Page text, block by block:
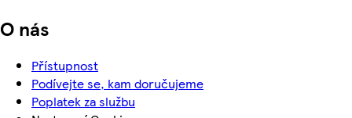
O nás
Přístupnost
Podívejte se, kam doručujeme
Poplatek za službu